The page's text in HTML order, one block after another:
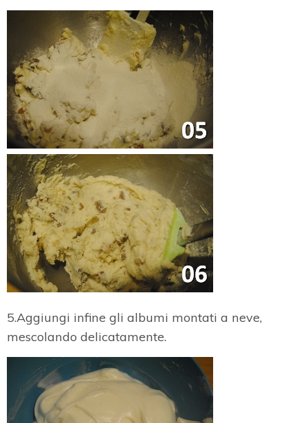
5.Aggiungi infine gli albumi montati a neve,
mescolando delicatamente.